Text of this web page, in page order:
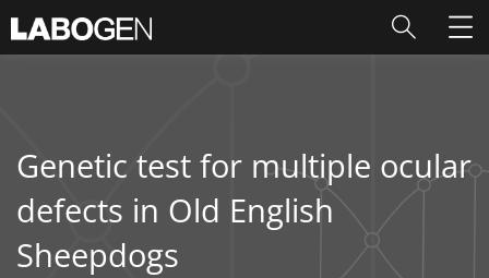
Genetic test for multiple ocular
defects in Old English
Sheepdogs